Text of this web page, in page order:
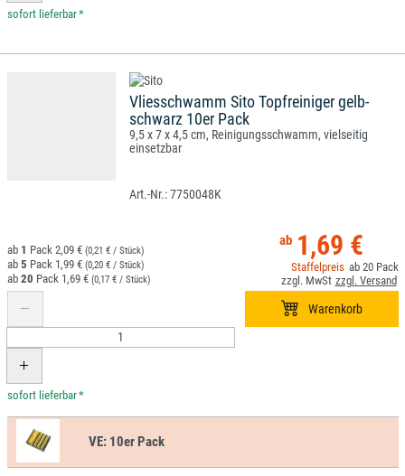
*
Vliesschwamm Sito Topfreiniger gelb-
schwarz 10er Pack
9,5 x 7 x 4,5 cm, Reinigungsschwamm, vielseitig
einsetzbar
7750048K
1,69 €
20
1 2,09 € (0,21 € / Stück)
5 1,99 € (0,20 € / Stück)
20 1,69 € (0,17 € / Stück)
*
VE: 10er Pack